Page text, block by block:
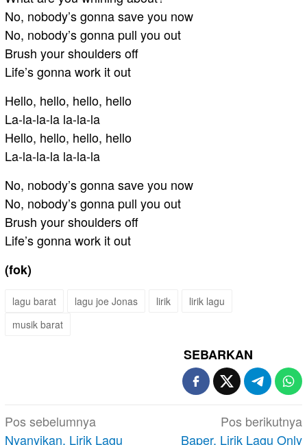
No, nobody’s gonna save you now
No, nobody’s gonna pull you out
Brush your shoulders off
Life’s gonna work it out
Hello, hello, hello, hello
La-la-la-la la-la-la
Hello, hello, hello, hello
La-la-la-la la-la-la
No, nobody’s gonna save you now
No, nobody’s gonna pull you out
Brush your shoulders off
Life’s gonna work it out
(fok)
lagu barat lagu joe Jonas lirik
lirik lagu
musik barat
SEBARKAN
Navigasi
Pos sebelumnya
Nyanyikan, Lirik Lagu
Pos berikutnya
Baper, Lirik Lagu Only